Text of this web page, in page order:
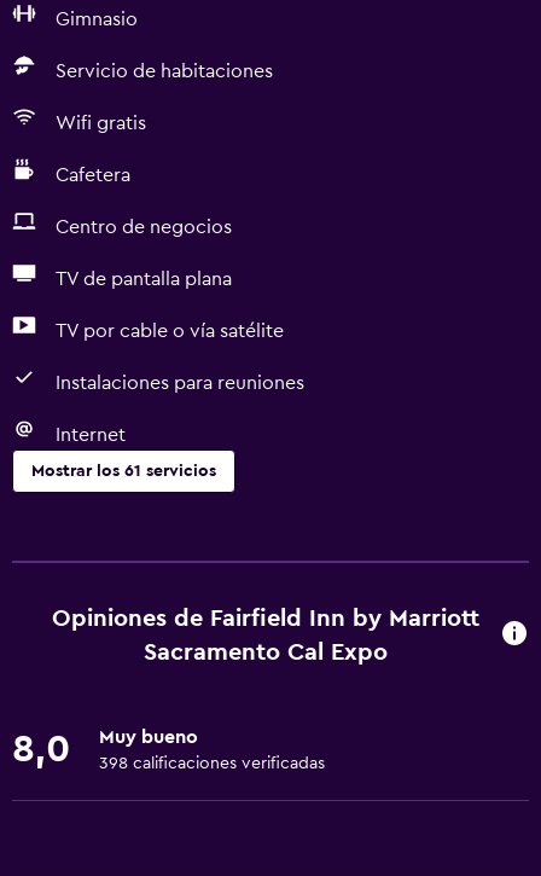
Gimnasio
Servicio de habitaciones
Wifi gratis
Cafetera
Centro de negocios
TV de pantalla plana
TV por cable o vía satélite
Instalaciones para reuniones
Internet
Mostrar los 61 servicios
Unidad accesible para personas en silla de ruedas
Mascotas permitidas bajo consulta (pueden aplicar cargos
Ascensor
Opiniones de Fairfield Inn by Marriott
Sacramento Cal Expo
8,0 Muy bueno
398 calificaciones verificadas